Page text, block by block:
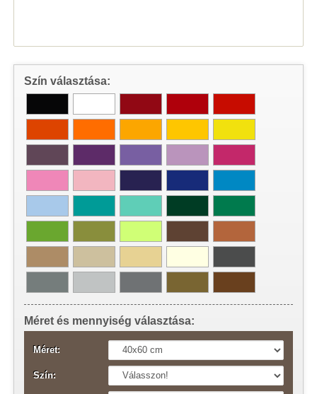
Szín választása:
Méret és mennyiség választása:
Méret:
Szín: